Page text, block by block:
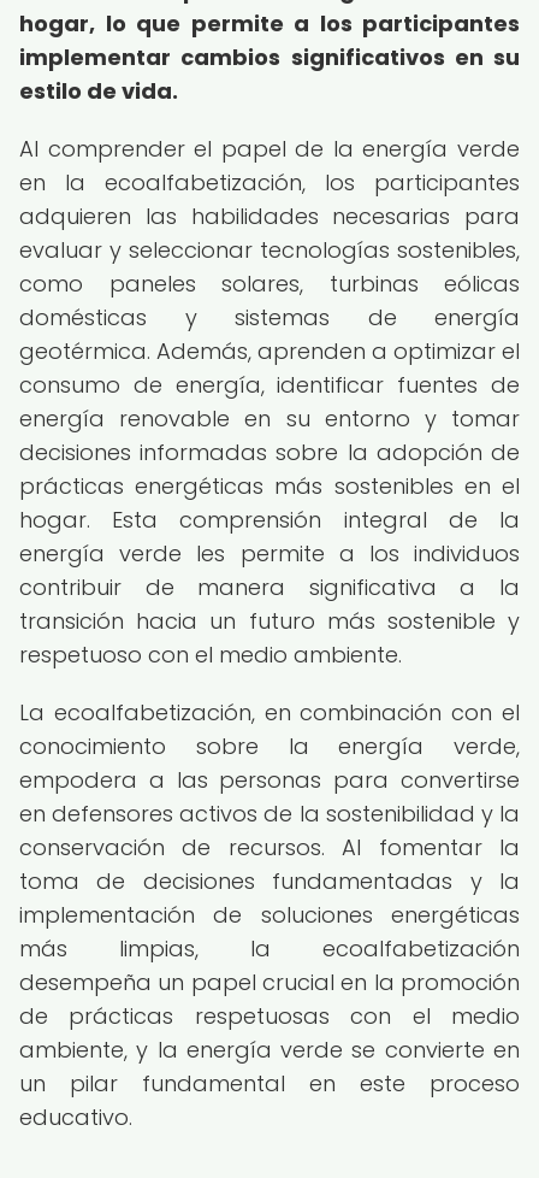
hogar, lo que permite a los participantes
implementar cambios significativos en su
estilo de vida.
Al comprender el papel de la energía verde
en la ecoalfabetización, los participantes
adquieren las habilidades necesarias para
evaluar y seleccionar tecnologías sostenibles,
como paneles solares, turbinas eólicas
domésticas y sistemas de energía
geotérmica. Además, aprenden a optimizar el
consumo de energía, identificar fuentes de
energía renovable en su entorno y tomar
decisiones informadas sobre la adopción de
prácticas energéticas más sostenibles en el
hogar. Esta comprensión integral de la
energía verde les permite a los individuos
contribuir de manera significativa a la
transición hacia un futuro más sostenible y
respetuoso con el medio ambiente.
La ecoalfabetización, en combinación con el
conocimiento sobre la energía verde,
empodera a las personas para convertirse
en defensores activos de la sostenibilidad y la
conservación de recursos. Al fomentar la
toma de decisiones fundamentadas y la
implementación de soluciones energéticas
más limpias, la ecoalfabetización
desempeña un papel crucial en la promoción
de prácticas respetuosas con el medio
ambiente, y la energía verde se convierte en
un pilar fundamental en este proceso
educativo.